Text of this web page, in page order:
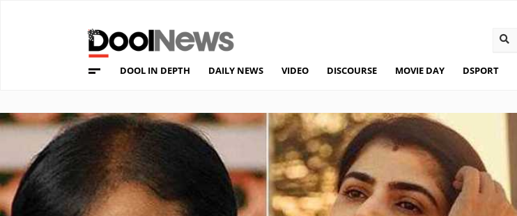
DOOL IN DEPTH DAILY NEWS VIDEO DISCOURSE MOVIE DAY DSPORT